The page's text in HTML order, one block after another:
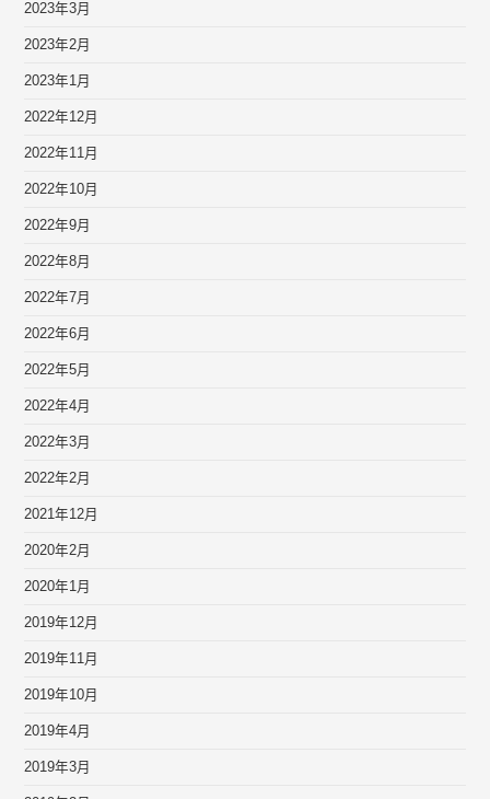
2023年3月
2023年2月
2023年1月
2022年12月
2022年11月
2022年10月
2022年9月
2022年8月
2022年7月
2022年6月
2022年5月
2022年4月
2022年3月
2022年2月
2021年12月
2020年2月
2020年1月
2019年12月
2019年11月
2019年10月
2019年4月
2019年3月